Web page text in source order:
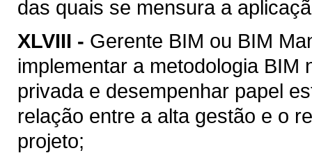
das quais se mensura a
XLVIII - Gerente BIM ou BIM
implementar a metodologia BIM
privada e desempenhar papel
relação entre a alta gestão e o
projeto;